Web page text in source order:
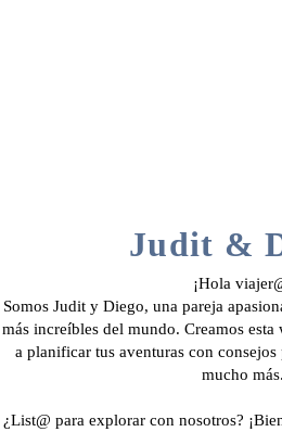
Judit &
¡Hola
Somos Judit y Diego, una pareja
más increíbles del mundo. Creamos
a planificar tus aventuras con
mucho más.
¿List@ para explorar con nosotros?